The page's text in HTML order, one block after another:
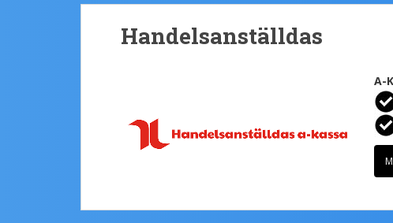
Handelsanställdas
A-